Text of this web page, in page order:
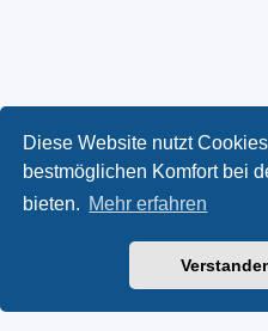
Diese Website nutzt
bestmöglichen Komfort bei
bieten. Mehr erfahren